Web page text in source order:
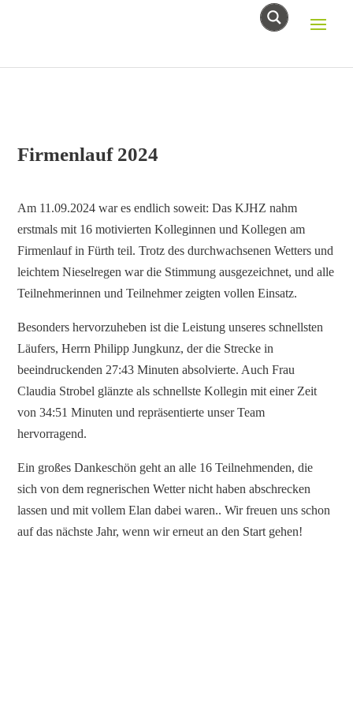
Firmenlauf 2024
Am 11.09.2024 war es endlich soweit: Das KJHZ nahm
erstmals mit 16 motivierten Kolleginnen und Kollegen am
Firmenlauf in Fürth teil. Trotz des durchwachsenen Wetters und
leichtem Nieselregen war die Stimmung ausgezeichnet, und alle
Teilnehmerinnen und Teilnehmer zeigten vollen Einsatz.
Besonders hervorzuheben ist die Leistung unseres schnellsten
Läufers, Herrn Philipp Jungkunz, der die Strecke in
beeindruckenden 27:43 Minuten absolvierte. Auch Frau
Claudia Strobel glänzte als schnellste Kollegin mit einer Zeit
von 34:51 Minuten und repräsentierte unser Team
hervorragend.
Ein großes Dankeschön geht an alle 16 Teilnehmenden, die
sich von dem regnerischen Wetter nicht haben abschrecken
lassen und mit vollem Elan dabei waren.. Wir freuen uns schon
auf das nächste Jahr, wenn wir erneut an den Start gehen!